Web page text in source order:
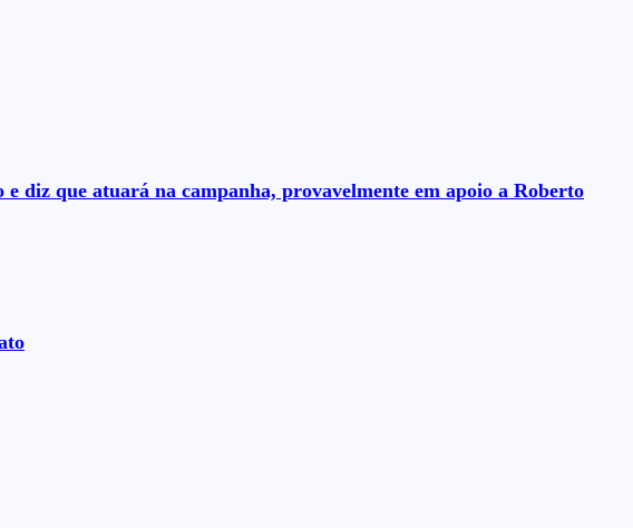
diz que atuará na campanha, provavelmente em apoio a Roberto